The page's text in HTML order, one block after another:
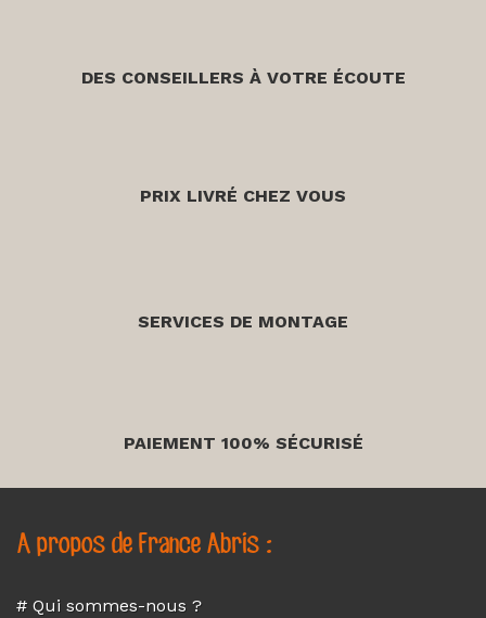
DES CONSEILLERS À VOTRE ÉCOUTE
PRIX LIVRÉ CHEZ VOUS
SERVICES DE MONTAGE
PAIEMENT 100% SÉCURISÉ
A propos de France Abris :
# Qui sommes-nous ?